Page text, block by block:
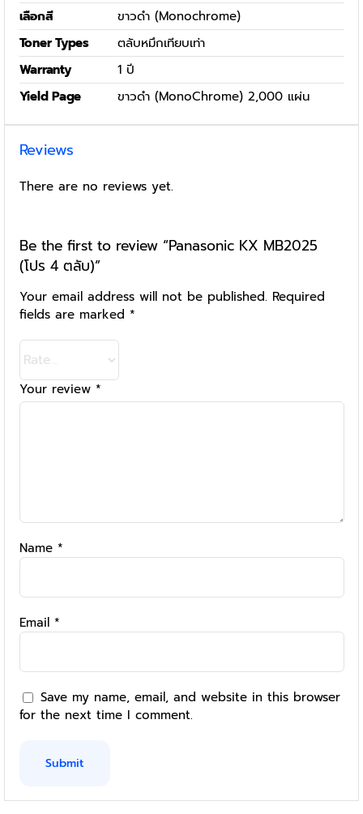
เลือกสี
ขาวดำ (Monochrome)
Toner Types
ตลับหมึกเทียบเท่า
Warranty
1 ปี
Yield Page
ขาวดำ (MonoChrome) 2,000 แผ่น
Reviews
There are no reviews yet.
Be the first to review “Panasonic KX MB2025
(โปร 4 ตลับ)”
Your email address will not be published. Required
fields are marked *
Your review *
Name *
Email *
Save my name, email, and website in this browser
for the next time I comment.